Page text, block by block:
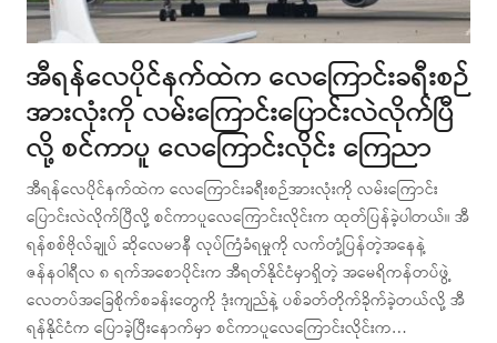
အီရန်လေပိုင်နက်ထဲက လေကြောင်းခရီးစဉ်
အားလုံးကို လမ်းကြောင်းပြောင်းလဲလိုက်ပြီ
လို့ စင်ကာပူ လေကြောင်းလိုင်း ကြေညာ
အီရန်လေပိုင်နက်ထဲက လေကြောင်းခရီးစဉ်အားလုံးကို လမ်းကြောင်း
ပြောင်းလဲလိုက်ပြီလို့ စင်ကာပူလေကြောင်းလိုင်းက ထုတ်ပြန်ခဲ့ပါတယ်။ အီ
ရန်စစ်ဗိုလ်ချုပ် ဆိုလေမာနီ လုပ်ကြံခံရမှုကို လက်တုံ့ပြန်တဲ့အနေနဲ့
ဇန်နဝါရီလ ၈ ရက်အစောပိုင်းက အီရတ်နိုင်ငံမှာရှိတဲ့ အမေရိကန်တပ်ဖွဲ့
လေတပ်အခြေစိုက်စခန်းတွေကို ဒုံးကျည်နဲ့ ပစ်ခတ်တိုက်ခိုက်ခဲ့တယ်လို့ အီ
ရန်နိုင်ငံက ပြောခဲ့ပြီးနောက်မှာ စင်ကာပူလေကြောင်းလိုင်းက…